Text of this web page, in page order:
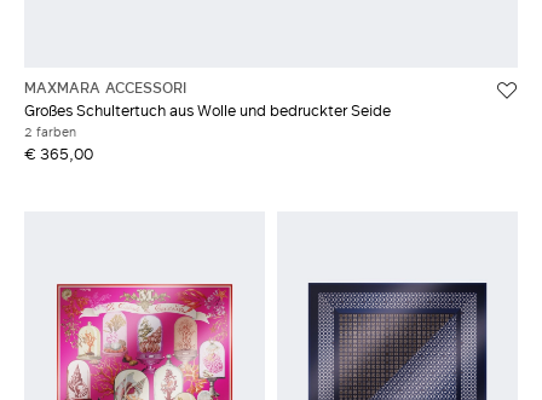
MAXMARA ACCESSORI
Großes Schultertuch aus Wolle und bedruckter Seide
2 farben
€ 365,00